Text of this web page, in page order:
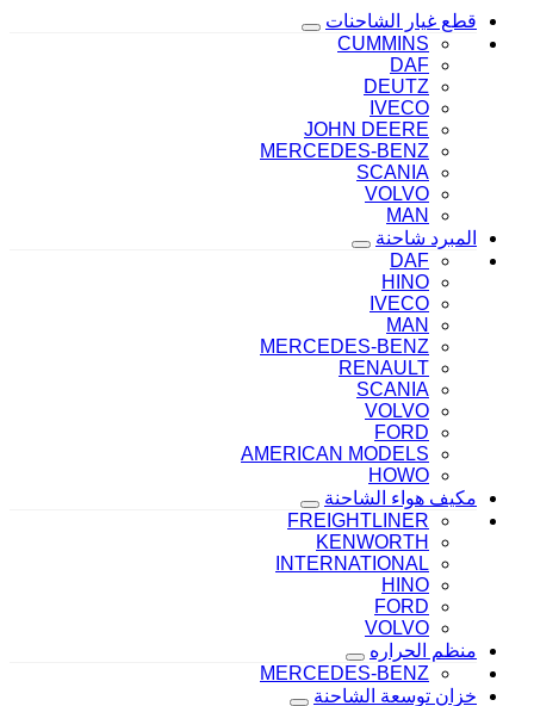
قطع غيار الشاحنات
CUMMINS
DAF
DEUTZ
IVECO
JOHN DEERE
MERCEDES-BENZ
SCANIA
VOLVO
MAN
المبرد شاحنة
DAF
HINO
IVECO
MAN
MERCEDES-BENZ
RENAULT
SCANIA
VOLVO
FORD
AMERICAN MODELS
HOWO
مكيف هواء الشاحنة
FREIGHTLINER
KENWORTH
INTERNATIONAL
HINO
FORD
VOLVO
منظم الحراره
MERCEDES-BENZ
خزان توسعة الشاحنة